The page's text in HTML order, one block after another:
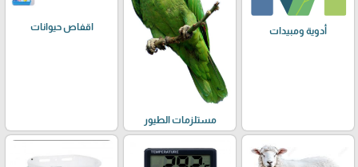
أدوية ومبيدات
مستلزمات الطيور
اقفاص حيوانات